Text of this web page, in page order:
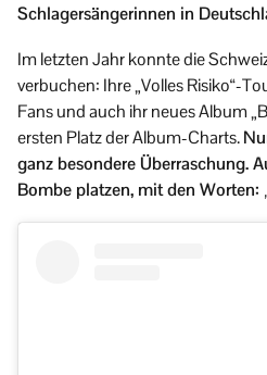
Schlagersängerinnen in
Im letzten Jahr konnte die
verbuchen: Ihre „Volles Risiko“-
Fans und auch ihr neues Album
ersten Platz der Album-Charts.
ganz besondere Überraschung.
Bombe platzen, mit den Worten: